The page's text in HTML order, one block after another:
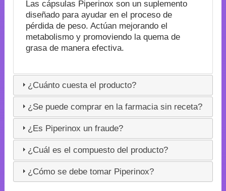
Las cápsulas Piperinox son un suplemento
diseñado para ayudar en el proceso de
pérdida de peso. Actúan mejorando el
metabolismo y promoviendo la quema de
grasa de manera efectiva.
¿Cuánto cuesta el producto?
¿Se puede comprar en la farmacia sin receta?
¿Es Piperinox un fraude?
¿Cuál es el compuesto del producto?
¿Cómo se debe tomar Piperinox?